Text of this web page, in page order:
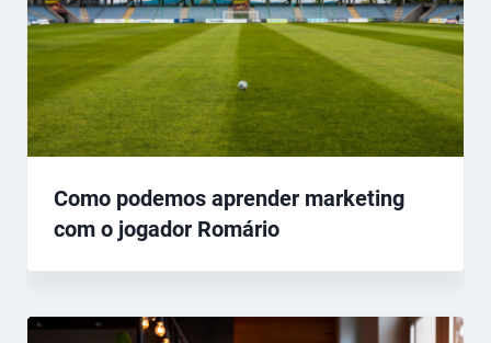
Como podemos aprender marketing
com o jogador Romário